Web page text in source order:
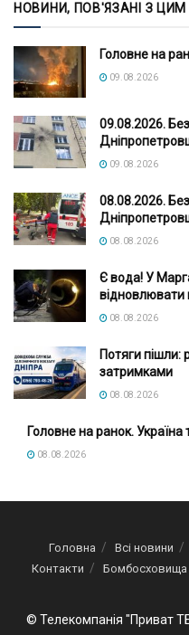
НОВИНИ, ПОВ'ЯЗАНІ З ЦИМ
Головне на
09.08.2026
09.08.2026.
09.08.2026
08.08.2026.
08.08.2026
Є вода! У
відновлювати
08.08.2026
Потяги пішли:
затримками
08.08.2026
Головне на ранок. Україна
08.08.2026
Головна Всі новини
Контакти
Бомбосховища
© Телекомпанія "Приват